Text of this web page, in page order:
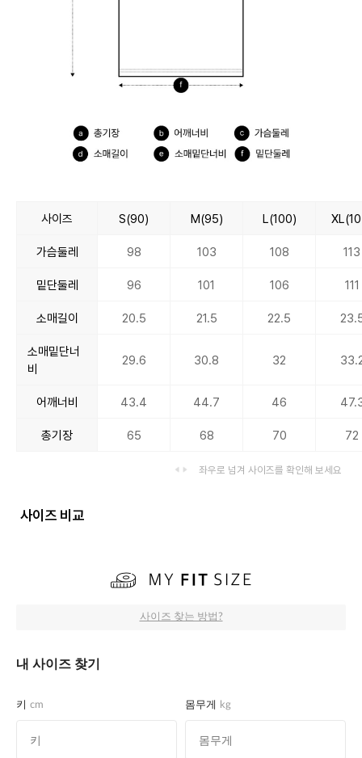
사이즈 S(90) M(95) L(100)
가슴둘레 98 103 108 113
밑단둘레 96 101 106 111
소매길이 20.5 21.5 22.5
소매밑단너
비
29.6 30.8 32
어깨너비 43.4 44.7 46
총기장 65 68 70 72
좌우로 넘겨 사이즈를 확인해 보세요
사이즈 비교